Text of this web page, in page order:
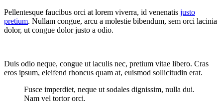
Pellentesque faucibus orci at lorem viverra, id venenatis justo
pretium. Nullam congue, arcu a molestie bibendum, sem orci lacinia
dolor, ut congue dolor justo a odio.
Duis odio neque, congue ut iaculis nec, pretium vitae libero. Cras
eros ipsum, eleifend rhoncus quam at, euismod sollicitudin erat.
Fusce imperdiet, neque ut sodales dignissim, nulla dui.
Nam vel tortor orci.